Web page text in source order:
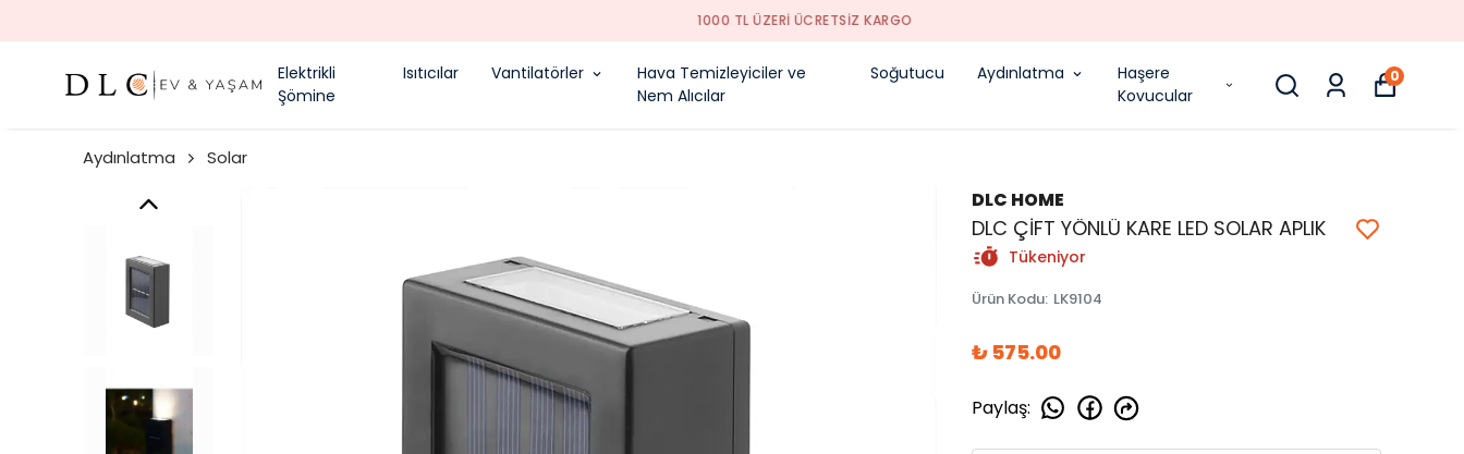
1000 TL ÜZERI ÜCRETSIZ KARGO
Elektrikli
Şömine
Isıtıcılar Vantilatörler
Hava Temizleyiciler ve
Nem Alıcılar
Soğutucu Aydınlatma
Haşere
Kovucular
0
Aydınlatma Solar
DLC HOME
DLC ÇİFT YÖNLÜ KARE LED SOLAR APLIK
Tükeniyor
Ürün Kodu: LK9104
₺ 575.00
Paylaş: